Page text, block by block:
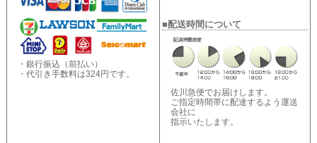
・銀行振込（前払い）
・代引き手数料は324円です。
■配送時間について
佐川急便でお届けします。
ご指定時間帯に配達するよう運送
会社に
指示いたします。